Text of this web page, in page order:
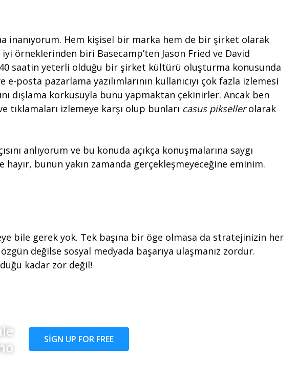
Hem kişisel bir marka hem de bir şirket olarak
örneklerinden biri Basecamp’ten Jason Fried ve David
40 saatin yeterli olduğu bir şirket kültürü oluşturma konusunda
posta pazarlama yazılımlarının kullanıcıyı çok fazla izlemesi
dışlama korkusuyla bunu yapmaktan çekinirler. Ancak ben
tıklamaları izlemeye karşı olup bunları casus piksellerolarak
anlıyorum ve bu konuda açıkça konuşmalarına saygı
hayır, bunun yakın zamanda gerçekleşmeyeceğine eminim.
bile gerek yok. Tek başına bir öge olmasa da stratejinizin her
değilse sosyal medyada başarıya ulaşmanız zordur.
kadar zor değil!
SIGN UP FOR FREE